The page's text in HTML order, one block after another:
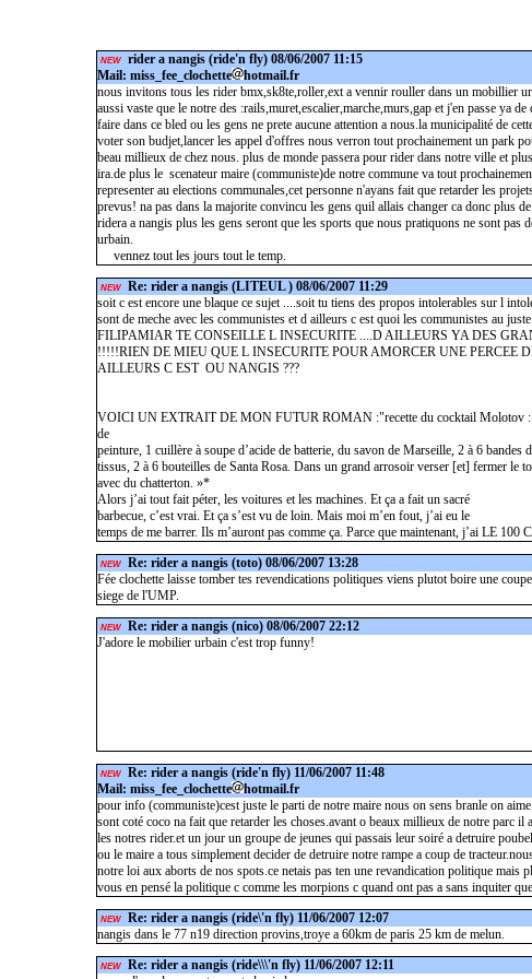
NEW rider a nangis (ride'n fly) 08/06/2007 11:15
Mail: miss_fee_clochette
hotmail.fr
nous invitons tous les rider bmx,sk8te,roller,ext a vennir rouller dans un mobillier
aussi vaste que le notre des :rails,muret,escalier,marche,murs,gap et j'en passe ya de
faire dans ce bled ou les gens ne prete aucune attention a nous.la municipalité de
voter son budjet,lancer les appel d'offres nous verron tout prochainement un park
beau millieux de chez nous. plus de monde passera pour rider dans notre ville et
ira.de plus le scenateur maire (communiste)de notre commune va tout
representer au elections communales,cet personne n'ayans fait que retarder les
prevus! na pas dans la majorite convincu les gens quil allais changer ca donc plus
ridera a nangis plus les gens seront que les sports que nous pratiquons ne sont pas
urbain.
vennez tout les jours tout le temp.
NEW Re: rider a nangis (LITEUL ) 08/06/2007 11:29
soit c est encore une blaque ce sujet ....soit tu tiens des propos intolerables sur l
sont de meche avec les communistes et d ailleurs c est quoi les communistes au
FILIPAMIAR TE CONSEILLE L INSECURITE ....D AILLEURS YA DES
!!!!!RIEN DE MIEU QUE L INSECURITE POUR AMORCER UNE PERCEE
AILLEURS C EST OU NANGIS ???
VOICI UN EXTRAIT DE MON FUTUR ROMAN :"recette du cocktail Molotov :
de
peinture, 1 cuillère à soupe d’acide de batterie, du savon de Marseille, 2 à 6 bandes
tissus, 2 à 6 bouteilles de Santa Rosa. Dans un grand arrosoir verser [et] fermer le
avec du chatterton. »*
Alors j’ai tout fait péter, les voitures et les machines. Et ça a fait un sacré
barbecue, c’est vrai. Et ça s’est vu de loin. Mais moi m’en fout, j’ai eu le
temps de me barrer. Ils m’auront pas comme ça. Parce que maintenant, j’ai LE 100
NEW Re: rider a nangis (toto) 08/06/2007 13:28
Fée clochette laisse tomber tes revendications politiques viens plutot boire une
siege de l'UMP.
NEW Re: rider a nangis (nico) 08/06/2007 22:12
J'adore le mobilier urbain c'est trop funny!
NEW Re: rider a nangis (ride'n fly) 11/06/2007 11:48
Mail: miss_fee_clochette
hotmail.fr
pour info (communiste)cest juste le parti de notre maire nous on sens branle on
sont coté coco na fait que retarder les choses.avant o beaux millieux de notre parc il
les notres rider.et un jour un groupe de jeunes qui passais leur soiré a detruire
ou le maire a tous simplement decider de detruire notre rampe a coup de
notre loi aux aborts de nos spots.ce netais pas ten une revandication politique mais
vous en pensé la politique c comme les morpions c quand ont pas a sans inquiter
NEW Re: rider a nangis (ride\'n fly) 11/06/2007 12:07
nangis dans le 77 n19 direction provins,troye a 60km de paris 25 km de melun.
NEW Re: rider a nangis (ride\\\'n fly) 11/06/2007 12:11